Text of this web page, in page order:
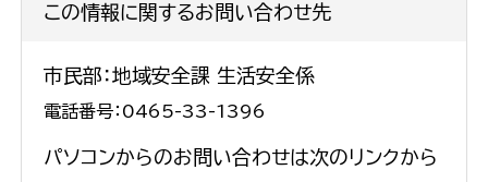
この情報に関するお問い合わせ先
市民部：地域安全課 生活安全係
電話番号：0465-33-1396
パソコンからのお問い合わせは次のリンクから